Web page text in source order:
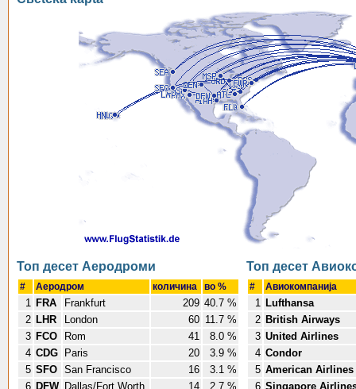
Топ десет Аеродроми
# Аеродром количина во %
1 FRA Frankfurt 209 40.7 %
2 LHR London 60 11.7 %
3 FCO Rom 41
8.0 %
4 CDG Paris 20
3.9 %
5 SFO San Francisco 16
3.1 %
6 DFW Dallas/Fort Worth 14 2.7 %
Топ десет
# Авиокомпанија
1 Lufthansa
2 British Airways
3 United Airlines
4 Condor
5 American Airlines
6 Singapore